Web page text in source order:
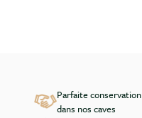
Parfaite conservation
dans nos caves